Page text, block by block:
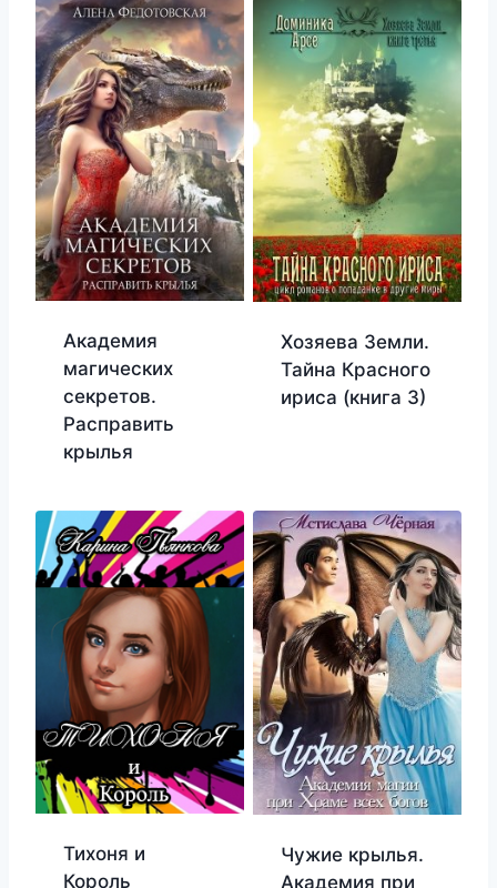
Академия
магических
секретов.
Расправить
крылья
Хозяева Земли.
Тайна Красного
ириса (книга 3)
Тихоня и
Король
Чужие крылья.
Академия при